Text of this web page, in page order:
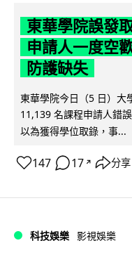
東華學院誤發
申請人一度空
防護缺失
東華學院今日（5 日）大
11,139 名課程申請人錯
以為獲得學位取錄，事...
147 17 ↗ 分享
科技娛樂 影視娛樂